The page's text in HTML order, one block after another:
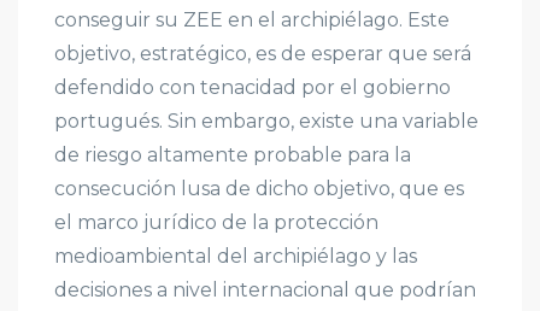
conseguir su ZEE en el archipiélago. Este
objetivo, estratégico, es de esperar que será
defendido con tenacidad por el gobierno
portugués. Sin embargo, existe una variable
de riesgo altamente probable para la
consecución lusa de dicho objetivo, que es
el marco jurídico de la protección
medioambiental del archipiélago y las
decisiones a nivel internacional que podrían